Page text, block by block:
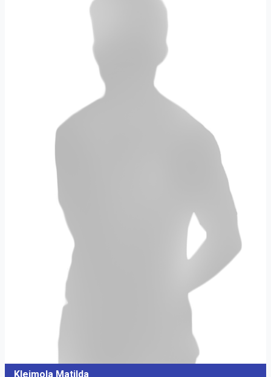
Kleimola Matilda